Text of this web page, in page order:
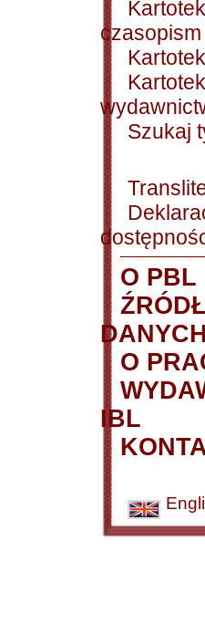
czasopism
Szukaj
O PBL
DANYCH
O
IBL